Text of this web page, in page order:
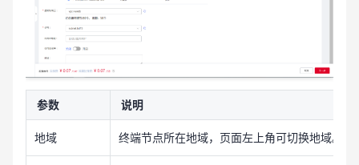
参数 说明
地域 终端节点所在地域，页面左上角可切换地域。